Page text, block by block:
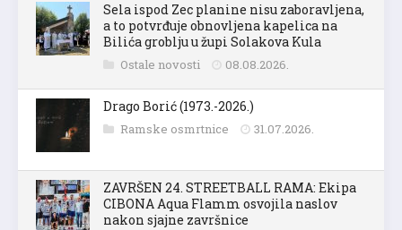
Sela ispod Zec planine nisu zaboravljena,
a to potvrđuje obnovljena kapelica na
Bilića groblju u župi Solakova Kula
Ostale novosti 08.08.2026.
Drago Borić (1973.-2026.)
Ramske osmrtnice 31.07.2026.
ZAVRŠEN 24. STREETBALL RAMA: Ekipa
CIBONA Aqua Flamm osvojila naslov
nakon sjajne završnice